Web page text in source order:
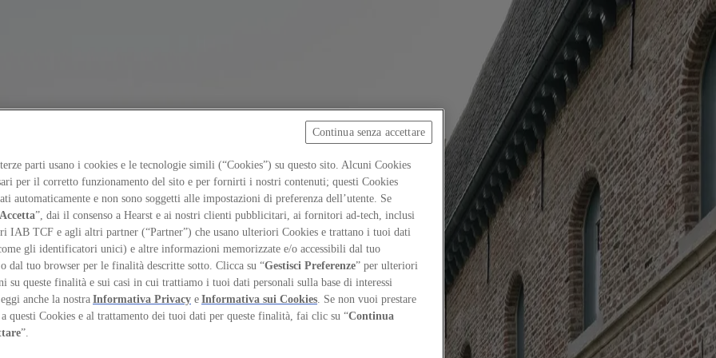
parti usano i cookies e le tecnologie simili (“Cookies”) su questo sito. Alcuni Cookies
per il corretto funzionamento del sito e per fornirti i nostri contenuti; questi Cookies
automaticamente e non sono soggetti alle impostazioni di preferenza dell’utente. Se
Accetta”, dai il consenso a Hearst e ai nostri clienti pubblicitari, ai fornitori ad-tech, inclusi
IAB TCF e agli altri partner (“Partner”) che usano ulteriori Cookies e trattano i tuoi dati
gli identificatori unici) e altre informazioni memorizzate e/o accessibili dal tuo
dal tuo browser per le finalità descritte sotto. Clicca su “Gestisci Preferenze” per ulteriori
su queste finalità e sui casi in cui trattiamo i tuoi dati personali sulla base di interessi
anche la nostraInformativa Privacy eInformativa sui Cookies. Se non vuoi prestare
a questi Cookies e al trattamento dei tuoi dati per queste finalità, fai clic su “Continua
”.
Continua senza accettare